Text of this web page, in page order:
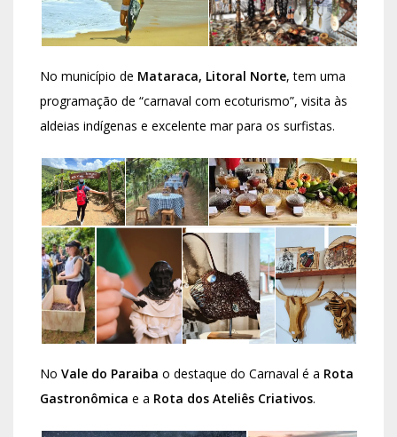
No município de Mataraca, Litoral Norte, tem uma
programação de “carnaval com ecoturismo”, visita às
aldeias indígenas e excelente mar para os surfistas.
No Vale do Paraiba o destaque do Carnaval é a Rota
Gastronômica e a Rota dos Ateliês Criativos.